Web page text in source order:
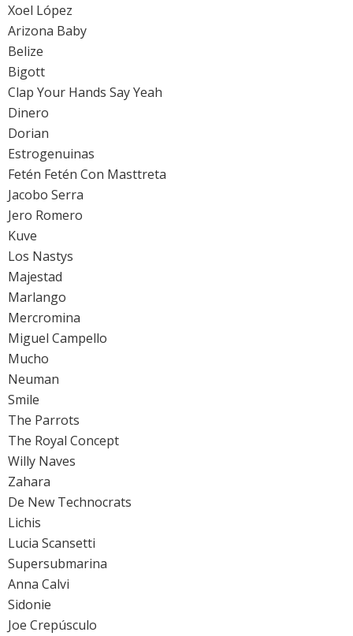
Xoel López
Arizona Baby
Belize
Bigott
Clap Your Hands Say Yeah
Dinero
Dorian
Estrogenuinas
Fetén Fetén Con Masttreta
Jacobo Serra
Jero Romero
Kuve
Los Nastys
Majestad
Marlango
Mercromina
Miguel Campello
Mucho
Neuman
Smile
The Parrots
The Royal Concept
Willy Naves
Zahara
De New Technocrats
Lichis
Lucia Scansetti
Supersubmarina
Anna Calvi
Sidonie
Joe Crepúsculo